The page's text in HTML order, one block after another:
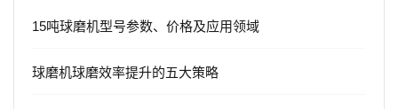
15吨球磨机型号参数、价格及应用领域
球磨机球磨效率提升的五大策略